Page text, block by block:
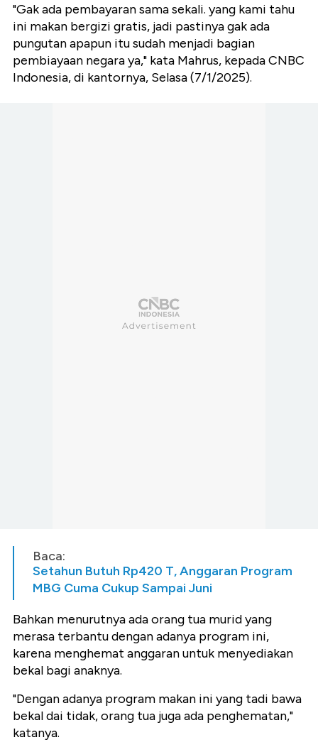
"Gak ada pembayaran sama sekali. yang kami tahu
ini makan bergizi gratis, jadi pastinya gak ada
pungutan apapun itu sudah menjadi bagian
pembiayaan negara ya," kata Mahrus, kepada CNBC
Indonesia, di kantornya, Selasa (7/1/2025).
Baca:
Setahun Butuh Rp420 T, Anggaran Program
MBG Cuma Cukup Sampai Juni
Bahkan menurutnya ada orang tua murid yang
merasa terbantu dengan adanya program ini,
karena menghemat anggaran untuk menyediakan
bekal bagi anaknya.
"Dengan adanya program makan ini yang tadi bawa
bekal dai tidak, orang tua juga ada penghematan,"
katanya.